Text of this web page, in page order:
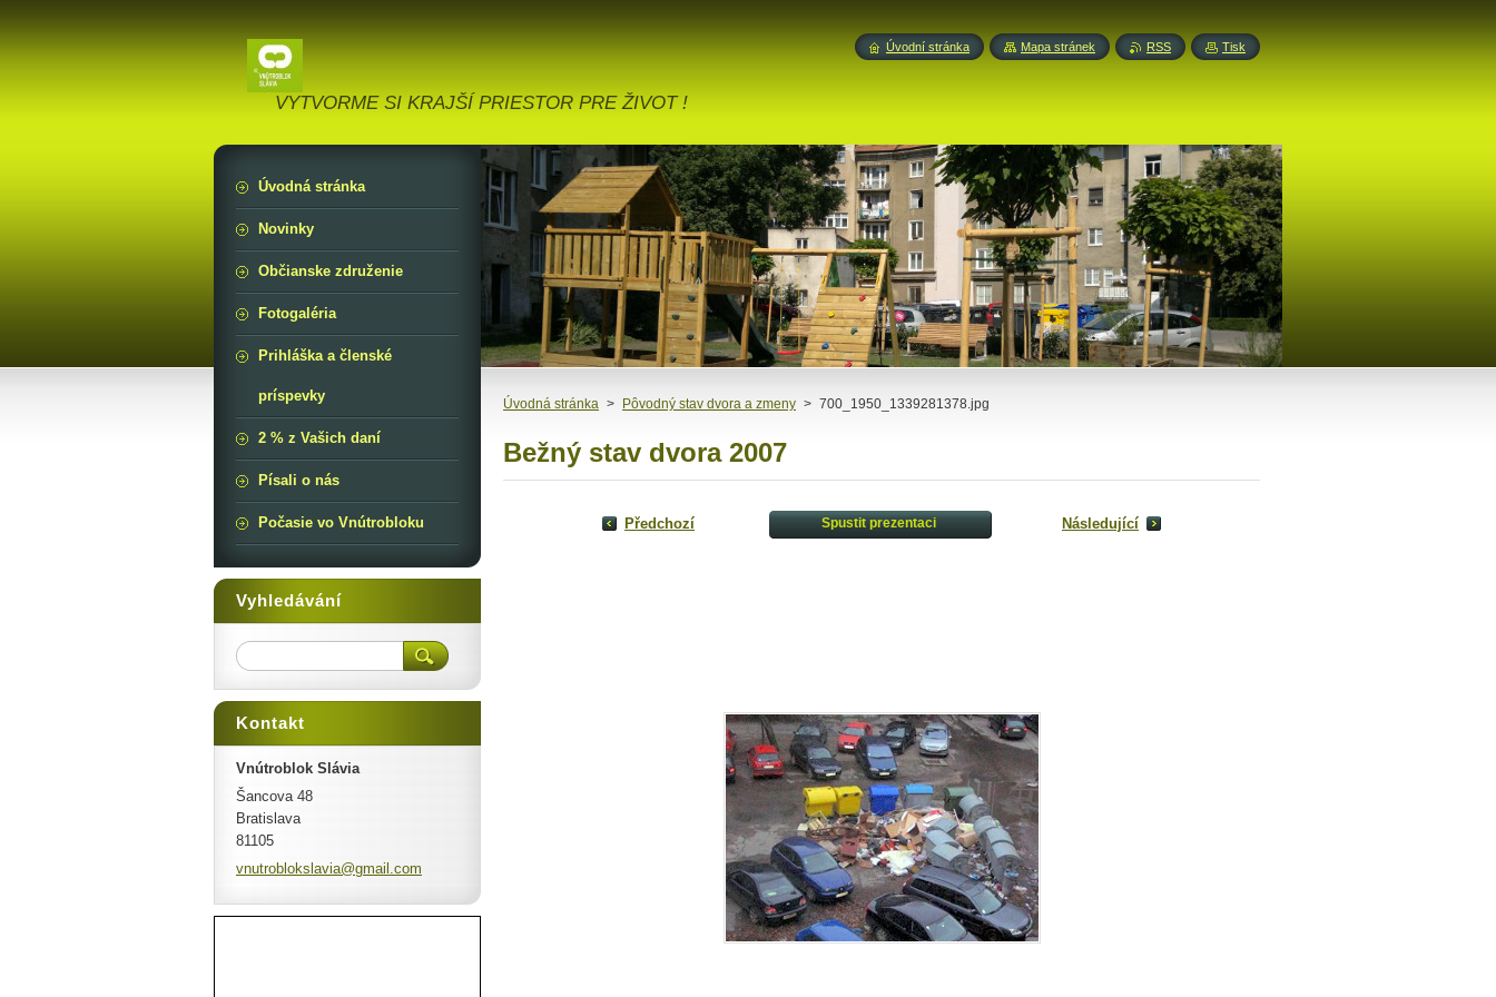
VYTVORME SI KRAJŠÍ PRIESTOR PRE ŽIVOT !
Úvodná stránka > Pôvodný stav dvora a zmeny > 700_1950_1339281378.jpg
Bežný stav dvora 2007
Předchozí Spustit prezentaci Následující
Úvodná stránka
Novinky
Občianske združenie
Fotogaléria
Prihláška a členské
príspevky
2 % z Vašich daní
Písali o nás
Počasie vo Vnútrobloku
Vyhledávání
Kontakt
Vnútroblok Slávia
Šancova 48
Bratislava
81105
vnutroblokslavia@gmail.com
Úvodní stránka Mapa stránek RSS Tisk